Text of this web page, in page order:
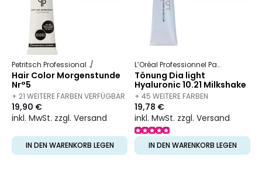
Petritsch Professional
Hair Color Morgenstunde
Nr°5
+ 21 WEITERE FARBEN VERFÜGBAR
19,90 €
inkl. MwSt. zzgl. Versand
IN DEN WARENKORB LEGEN
L’Oréal Professionnel Paris
Tönung Dia light
Hyaluronic 10.21 Milkshake
Sorbet Irisé
+ 45 WEITERE FARBEN
VERFÜGBAR
19,78 €
inkl. MwSt. zzgl. Versand
IN DEN WARENKORB LEGEN